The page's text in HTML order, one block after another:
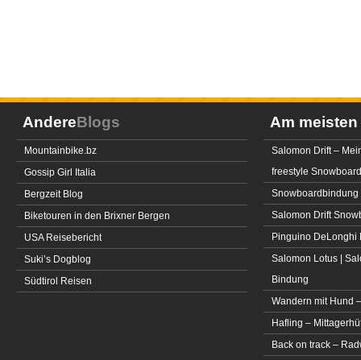
AndereBlogs
Mountainbike.bz
Gossip Girl Italia
Bergzeit Blog
Biketouren in den Brixner Bergen
USA Reisebericht
Suki’s Dogblog
Südtirol Reisen
Am meisten
Salomon Drift –
freestyle Snowboard
Snowboardbindung
Salomon Drift
Pinguino DeLonghi
Salomon Lotus |
Bindung
Wandern mit Hund
Hafling –
Back on track –